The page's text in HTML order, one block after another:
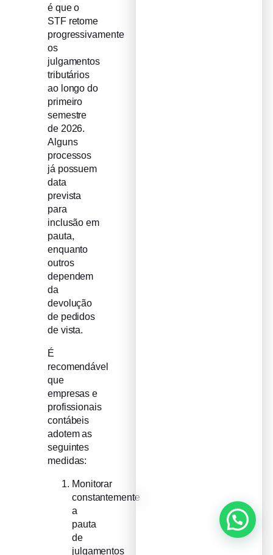
é que o
STF retome
progressivamente
os
julgamentos
tributários
ao longo do
primeiro
semestre
de 2026.
Alguns
processos
já possuem
data
prevista
para
inclusão em
pauta,
enquanto
outros
dependem
da
devolução
de pedidos
de vista.
É
recomendável
que
empresas e
profissionais
contábeis
adotem as
seguintes
medidas:
Monitorar
constantemente
a
pauta
de
julgamentos